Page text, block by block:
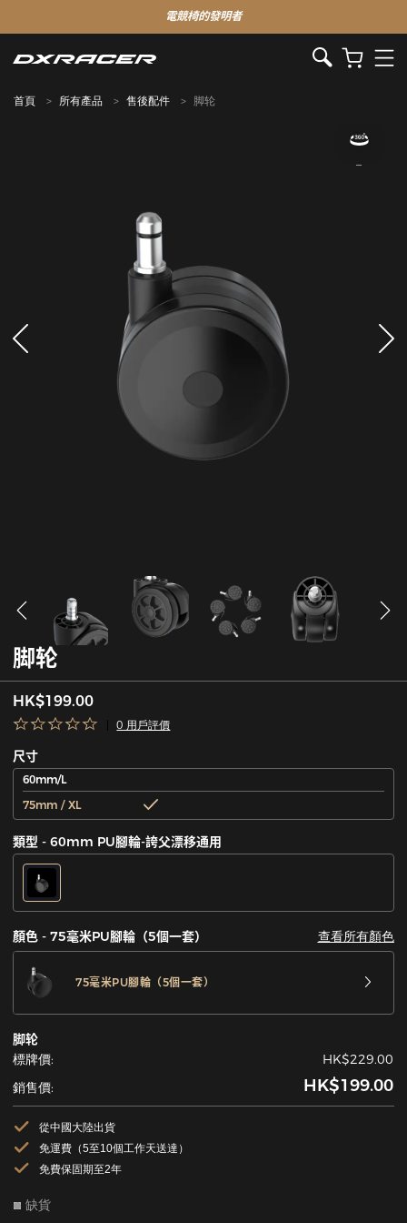
電競椅的發明者
首頁 所有產品 售後配件 脚轮
脚轮
HK$199.00
0 用戶評價
尺寸
60mm/L
75mm / XL
類型 - 60mm PU腳輪-誇父漂移通用
顏色 - 75毫米PU腳輪（5個一套） 查看所有顏色
75毫米PU腳輪（5個一套）
脚轮
標牌價:
HK$229.00
銷售價:
HK$199.00
從中國大陸出貨
免運費（5至10個工作天送達）
免費保固期至2年
缺貨